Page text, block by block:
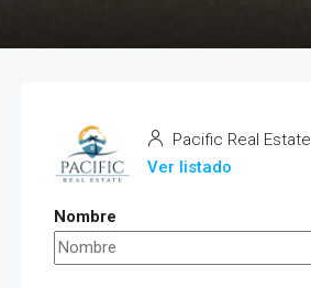
Pacific Real Estate
Ver listado
Nombre